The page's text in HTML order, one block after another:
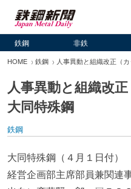
鉄鋼 非鉄
HOME 鉄鋼 人事異動と組織改正（
人事異動と組織改
大同特殊鋼
鉄鋼
大同特殊鋼（４月１日付
経営企画部主席部員兼関連